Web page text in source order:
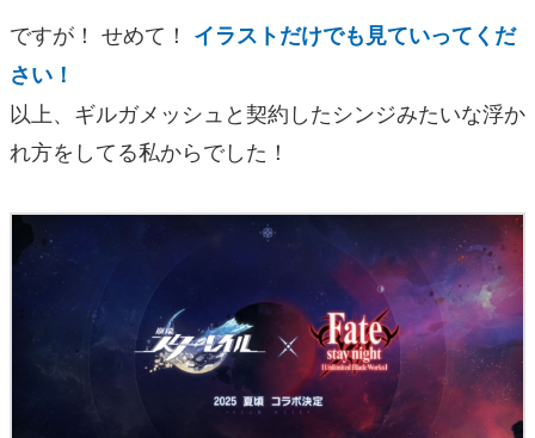
ですが！ せめて！ イラストだけでも見ていってくだ
さい！
以上、ギルガメッシュと契約したシンジみたいな浮か
れ方をしてる私からでした！